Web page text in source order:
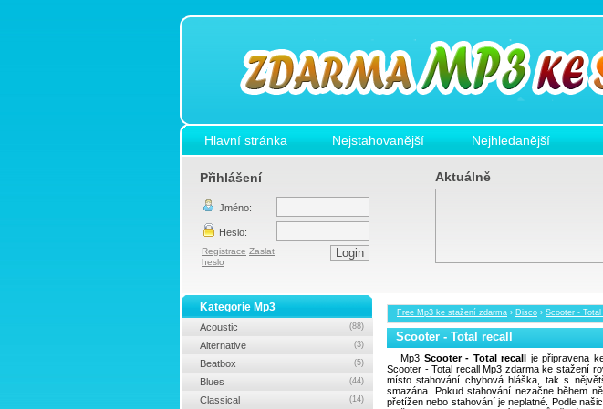
Hlavní stránka Nejstahovanější Nejhledanější
Přihlášení
Jméno:
Heslo:
Registrace Zaslat
heslo
Aktuálně
Free Mp3 ke stažení zdarma › Disco › Scooter - Total
Scooter - Total recall
Mp3 Scooter - Total recall je připravena
Scooter - Total recall Mp3 zdarma ke stažení
místo stahování chybová hláška, tak s
smazána. Pokud stahování nezačne během
přetížen nebo stahování je neplatné. Podle
Kategorie Mp3
Acoustic (88)
Alternative (3)
Beatbox (5)
Blues (44)
Classical (14)